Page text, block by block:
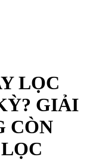
LỌC
GIẢI
CÒN